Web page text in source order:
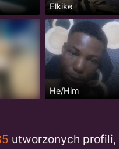
Elkike
He/Him
utworzonych profili,